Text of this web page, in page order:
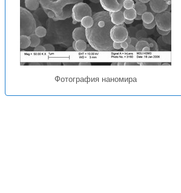
Фотография наномира